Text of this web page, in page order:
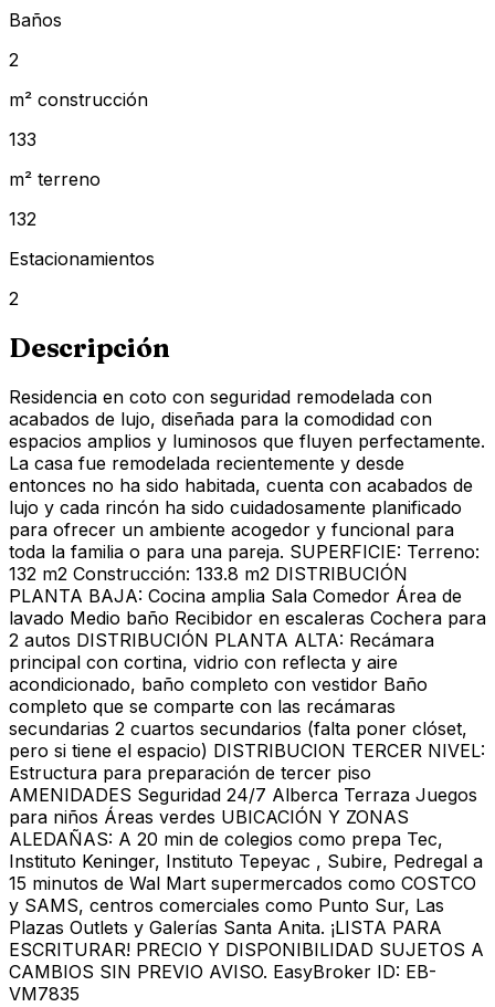
Baños
2
m² construcción
133
m² terreno
132
Estacionamientos
2
Descripción
Residencia en coto con seguridad remodelada con
acabados de lujo, diseñada para la comodidad con
espacios amplios y luminosos que fluyen perfectamente.
La casa fue remodelada recientemente y desde
entonces no ha sido habitada, cuenta con acabados de
lujo y cada rincón ha sido cuidadosamente planificado
para ofrecer un ambiente acogedor y funcional para
toda la familia o para una pareja. SUPERFICIE: Terreno:
132 m2 Construcción: 133.8 m2 DISTRIBUCIÓN
PLANTA BAJA: Cocina amplia Sala Comedor Área de
lavado Medio baño Recibidor en escaleras Cochera para
2 autos DISTRIBUCIÓN PLANTA ALTA: Recámara
principal con cortina, vidrio con reflecta y aire
acondicionado, baño completo con vestidor Baño
completo que se comparte con las recámaras
secundarias 2 cuartos secundarios (falta poner clóset,
pero si tiene el espacio) DISTRIBUCION TERCER NIVEL:
Estructura para preparación de tercer piso
AMENIDADES Seguridad 24/7 Alberca Terraza Juegos
para niños Áreas verdes UBICACIÓN Y ZONAS
ALEDAÑAS: A 20 min de colegios como prepa Tec,
Instituto Keninger, Instituto Tepeyac , Subire, Pedregal a
15 minutos de Wal Mart supermercados como COSTCO
y SAMS, centros comerciales como Punto Sur, Las
Plazas Outlets y Galerías Santa Anita. ¡LISTA PARA
ESCRITURAR! PRECIO Y DISPONIBILIDAD SUJETOS A
CAMBIOS SIN PREVIO AVISO. EasyBroker ID: EB-
VM7835